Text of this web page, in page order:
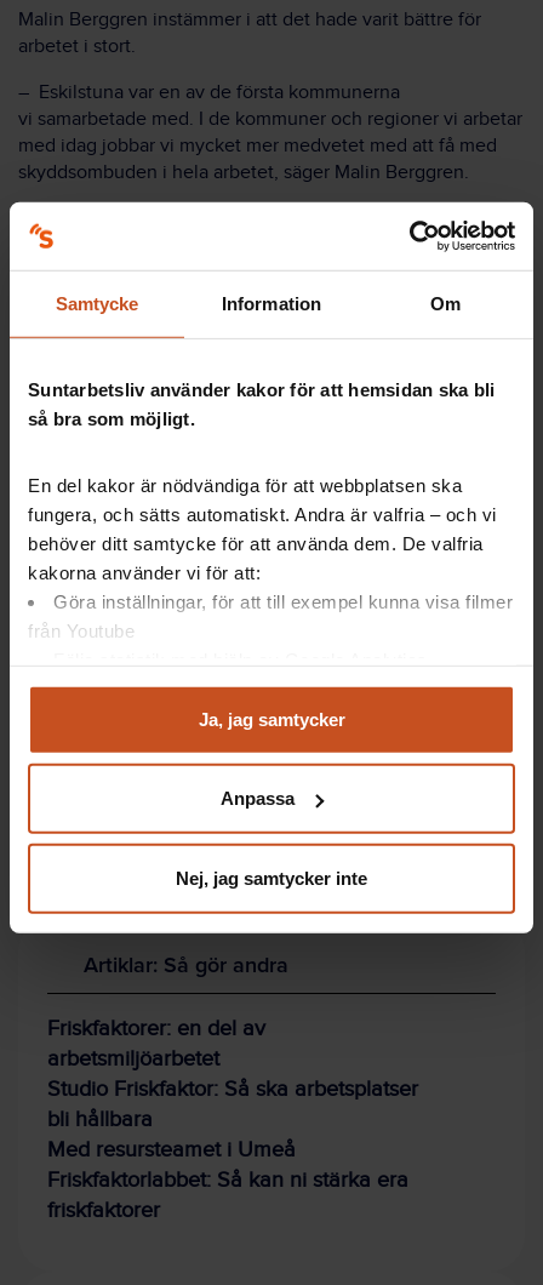
Samtycke Information Om
Suntarbetsliv använder kakor för att hemsidan ska bli
så bra som möjligt.
En del kakor är nödvändiga för att webbplatsen ska
fungera, och sätts automatiskt. Andra är valfria – och vi
behöver ditt samtycke för att använda dem. De valfria
kakorna använder vi för att:
Göra inställningar, för att till exempel kunna visa filmer
från Youtube
Analysera trafik för att kunna visa riktad information
Du kan när som helst återta ditt godkännande genom att
integritet@suntarbetsliv.se.
Ja, jag samtycker
Anpassa
Nej, jag samtycker inte
Malin Berggren instämmer i att det hade varit bättre för
arbetet i stort.
– Eskilstuna var en av de första kommunerna
vi samarbetade med. I de kommuner och regioner vi arbetar
med idag jobbar vi mycket mer medvetet med att få med
skyddsombuden i hela arbetet, säger Malin Berggren.
Det här är en äldre artikel. Suntarbetsliv erbjuder idag andra
stöd för att jobba med friskfaktorer.
Rättvis och transparent organisation
Närvarande, tillitsfullt och engagerat ledarskap
Delaktighet och inflytande
Kommunikation och återkoppling
Prioritering av arbetsuppgifter
Tidiga insatser och arbetsanpassning
Källa: Studien Hälsa och framtid i kommuner och
Artiklar: Så gör andra
Friskfaktorer: en del av
arbetsmiljöarbetet
Studio Friskfaktor: Så ska arbetsplatser
bli hållbara
Med resursteamet i Umeå
Friskfaktorlabbet: Så kan ni stärka era
friskfaktorer